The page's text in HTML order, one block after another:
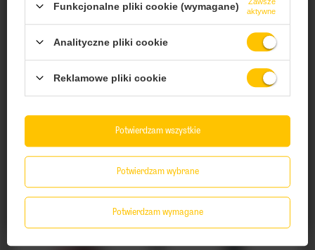
Apex: Rauchbier - puszka 440 ml
17,73 PLN / szt.
+ kaucja 0,50 PLN
Ilość produktów
Rzuć okiem na to
Strona zawiera produkty alkoholowe
dostarczane przez BZ Investment Sp. z o.o. i
przeznaczone
wyłącznie dla osób pełnoletnich.
TAK No
Funkcjonalne pliki cookie (wymagane)
aktywne
Analityczne pliki cookie
Reklamowe pliki cookie
Potwierdzam wybrane
Potwierdzam wymagane
Potwierdzam wszystkie